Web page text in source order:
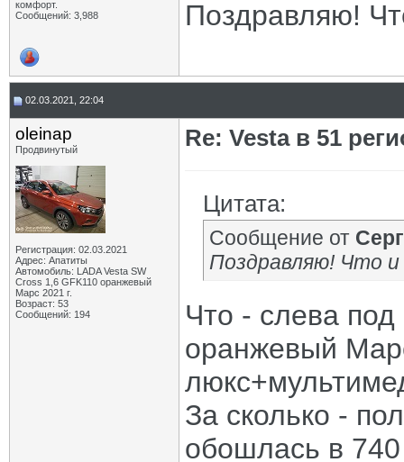
комфорт.
Сообщений: 3,988
Поздравляю!
02.03.2021, 22:04
oleinap
Продвинутый
Регистрация: 02.03.2021
Адрес: Апатиты
Автомобиль: LADA Vesta SW
Cross 1,6 GFK110 оранжевый
Марс 2021 г.
Возраст: 53
Сообщений: 194
Re: Vesta в 51
Цитата:
Сообщение от
Поздравляю! Что и
Что - слева
оранжевый
За сколько -
обошлась в